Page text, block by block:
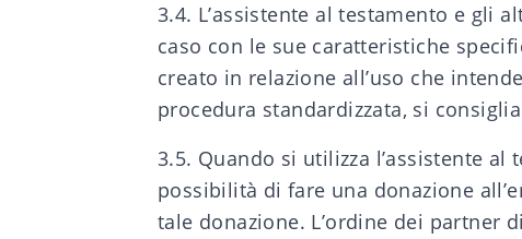
3.4. L’assistente al testamento e gli
caso con le sue caratteristiche
creato in relazione all’uso che
procedura standardizzata, si
3.5. Quando si utilizza l’assistente
possibilità di fare una donazione
tale donazione. L’ordine dei